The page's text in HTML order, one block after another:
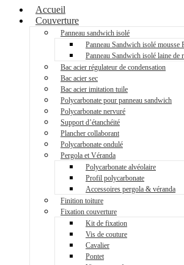
Accueil
Couverture
Panneau sandwich isolé
Panneau Sandwich isolé mousse
Panneau Sandwich isolé laine de
Bac acier régulateur de condensation
Bac acier sec
Bac acier imitation tuile
Polycarbonate pour panneau sandwich
Polycarbonate nervuré
Support d’étanchéité
Plancher collaborant
Polycarbonate ondulé
Pergola et Véranda
Polycarbonate alvéolaire
Profil polycarbonate
Accessoires pergola & véranda
Finition toiture
Fixation couverture
Kit de fixation
Vis de couture
Cavalier
Pontet